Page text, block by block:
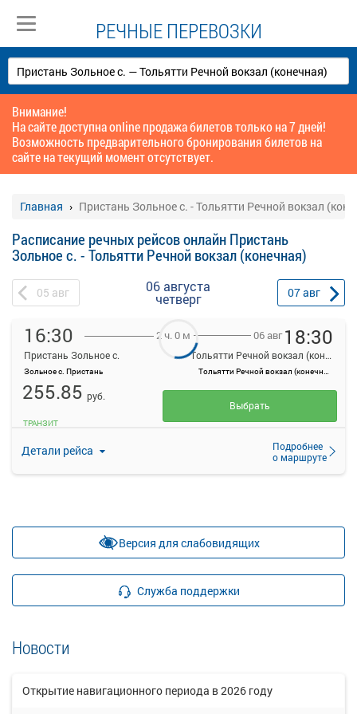
РЕЧНЫЕ ПЕРЕВОЗКИ
Внимание!
На сайте доступна online продажа билетов только на 7 дней!
Возможность предварительного бронирования билетов на
сайте на текущий момент отсутствует.
Главная Пристань Зольное с. - Тольятти Речной вокзал
Расписание речных рейсов онлайн Пристань
Зольное с. - Тольятти Речной вокзал (конечная)
05 авг 06 августа
четверг 07авг
16:30
Пристань Зольное с.
Зольное с. Пристань
2 ч. 0 м 06 авг 18:30
Тольятти Речной вокзал (конечная)
Тольятти Речной вокзал (конечная)
Детали рейса
Подробнее
о маршруте
255.85 руб.
ТРАНЗИТ
Выбрать
Версия для слабовидящих
Служба поддержки
Новости
Открытие навигационного периода в 2026 году